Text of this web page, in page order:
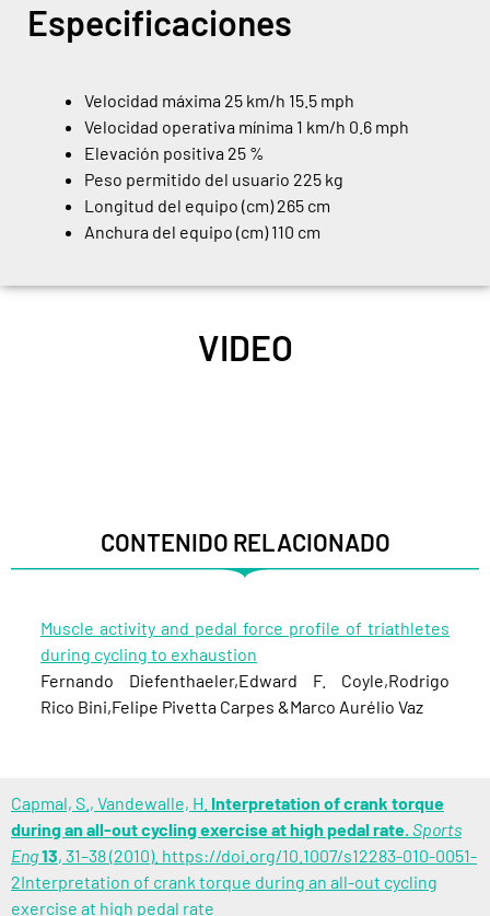
Especificaciones
Velocidad máxima 25 km/h 15.5 mph
Velocidad operativa mínima 1 km/h 0.6 mph
Elevación positiva 25 %
Peso permitido del usuario 225 kg
Longitud del equipo (cm) 265 cm
Anchura del equipo (cm) 110 cm
VIDEO
CONTENIDO RELACIONADO
Muscle activity and pedal force profile of triathletes
during cycling to exhaustion
Fernando Diefenthaeler,Edward F. Coyle,Rodrigo
Rico Bini,Felipe Pivetta Carpes &Marco Aurélio Vaz
Capmal, S., Vandewalle, H. Interpretation of crank torque
during an all-out cycling exercise at high pedal rate. Sports
Eng13, 31–38 (2010). https://doi.org/10.1007/s12283-010-0051-
2Interpretation of crank torque during an all-out cycling
exercise at high pedal rate